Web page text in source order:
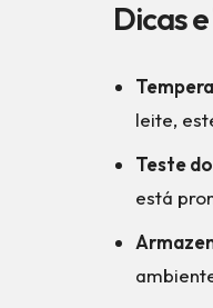
Dicas
leite,
Teste
está